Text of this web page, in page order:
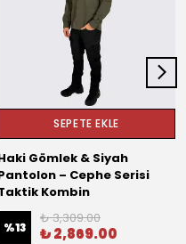
SEPETE EKLE
Gömlek & Siyah
– Cephe Serisi
Kombin
%13
₺ 3,309.00
₺ 2,869.00